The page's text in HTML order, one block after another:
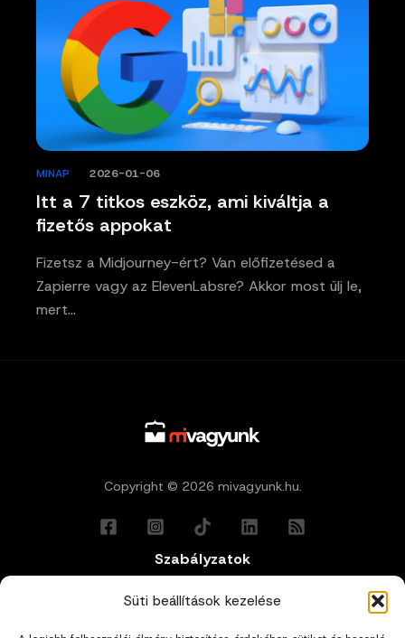
Süti beállítások kezelése
Itt a 7 titkos eszköz, ami kiváltja a
fizetős appokat
MINAP 2026-01-06
Fizetsz a Midjourney-ért? Van előfizetésed a
Zapierre vagy az ElevenLabsre? Akkor most ülj le,
mert…
Copyright © 2026 mivagyunk.hu.
Szabályzatok
Általános Felhasználási Feltételek